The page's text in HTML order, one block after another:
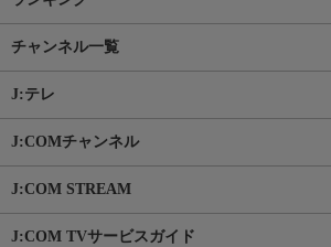
チャンネル一覧
J:テレ
J:COMチャンネル
J:COM STREAM
J:COM TVサービスガイド